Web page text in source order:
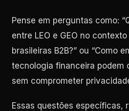
Pense em perguntas como:
entre LEO e GEO no
brasileiras B2B?” ou “Como
tecnologia financeira podem
sem comprometer
Essas questões específicas,